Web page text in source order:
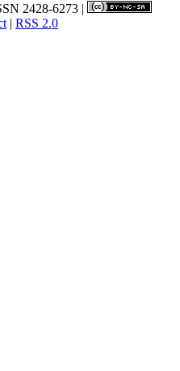
2428-6273 |
| RSS 2.0